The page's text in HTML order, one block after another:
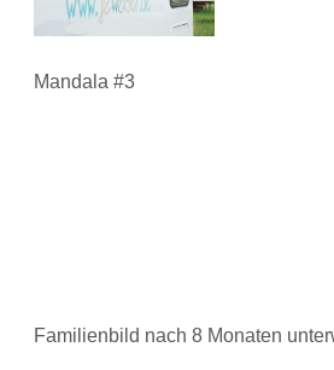
Mandala #3
Familienbild nach 8 Monaten